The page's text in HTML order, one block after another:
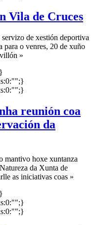
Vila de Cruces
de xestión deportiva
para o venres, 20 de xuño
»
reunión coa
da
mantivo hoxe xuntanza
da Xunta de
as iniciativas coas »